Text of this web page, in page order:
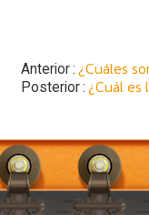
Anterior ¿Cuáles
Posterior ¿Cuál es